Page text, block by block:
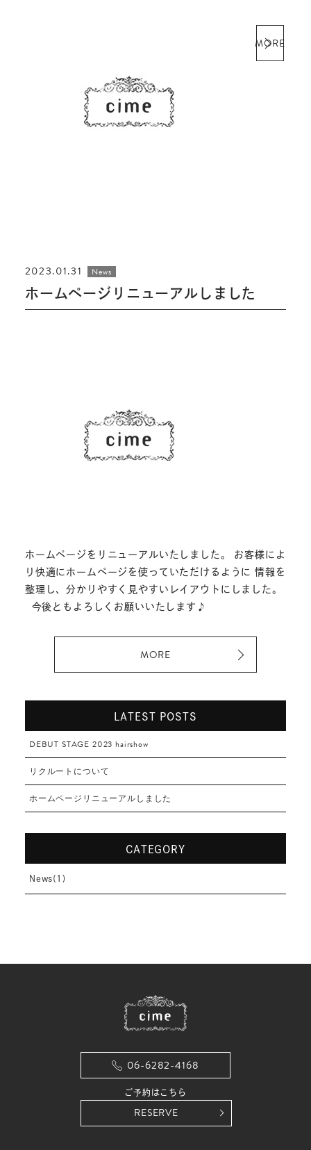
MORE
2023.01.31 News
ホームページリニューアルしました
ホームページをリニューアルいたしました。 お客様によ
り快適にホームページを使っていただけるように 情報を
整理し、分かりやすく見やすいレイアウトにしました。
今後ともよろしくお願いいたします♪
MORE
LATEST POSTS
DEBUT STAGE 2023 hairshow
リクルートについて
ホームページリニューアルしました
CATEGORY
News(1)
06-6282-4168
ご予約はこちら
RESERVE